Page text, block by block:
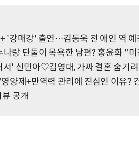
'강매강' 출연…김동욱 전 애인 역 예
나랑 단둘이 목욕한 남편? 홍윤화 "
서' 신민아♡김영대, 가짜 결혼 숨기
양제+만역력 관리에 진심인 이유?
공개